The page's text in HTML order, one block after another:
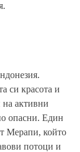
си красота и
на активни
опасни. Един
Мерапи, който
потоци и